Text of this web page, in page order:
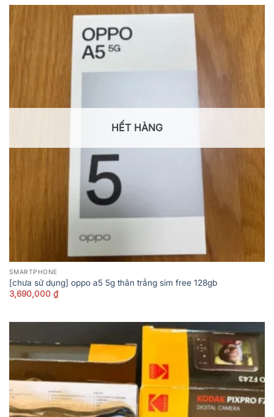
HẾT HÀNG
SMARTPHONE
[chưa sử dụng] oppo a5 5g thân trắng sim free 128gb
3,690,000 ₫